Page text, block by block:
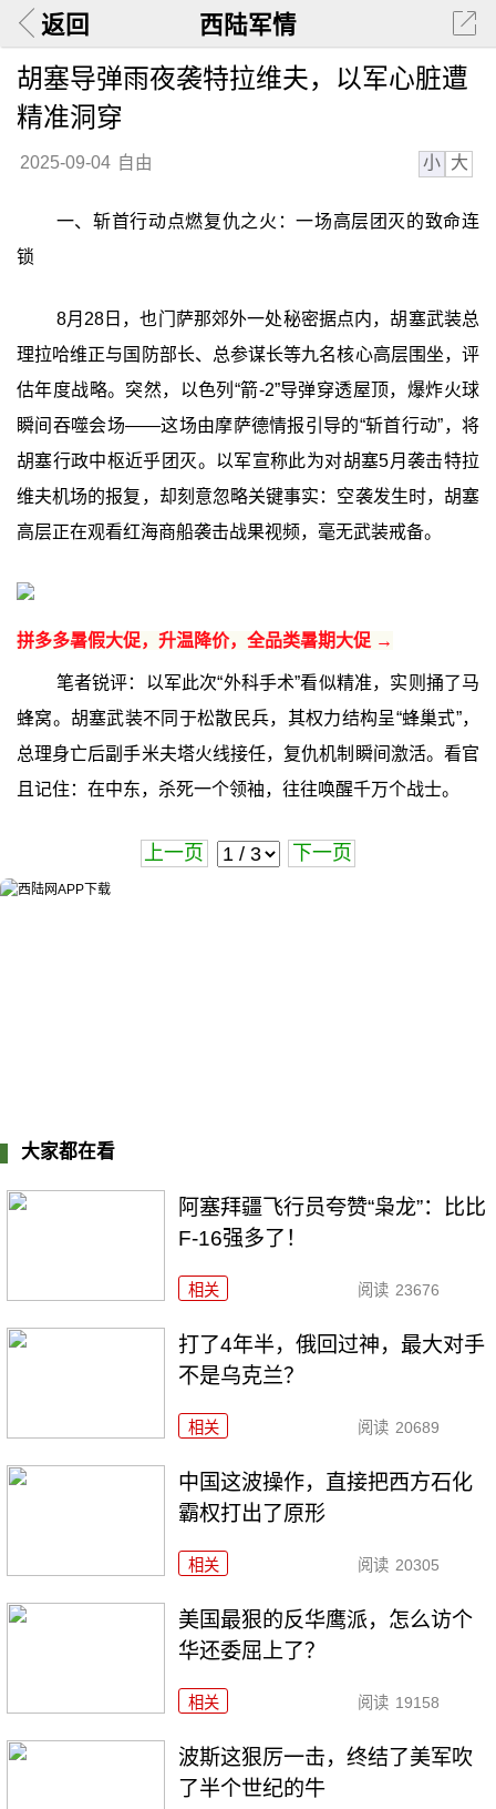
返回 西陆军情
胡塞导弹雨夜袭特拉维夫，以军心脏遭
精准洞穿
2025-09-04 自由 小 大
一、斩首行动点燃复仇之火：一场高层团灭的致命连
锁
8月28日，也门萨那郊外一处秘密据点内，胡塞武装总
理拉哈维正与国防部长、总参谋长等九名核心高层围坐，评
估年度战略。突然，以色列“箭-2”导弹穿透屋顶，爆炸火球
瞬间吞噬会场——这场由摩萨德情报引导的“斩首行动”，将
胡塞行政中枢近乎团灭。以军宣称此为对胡塞5月袭击特拉
维夫机场的报复，却刻意忽略关键事实：空袭发生时，胡塞
高层正在观看红海商船袭击战果视频，毫无武装戒备。
拼多多暑假大促，升温降价，全品类暑期大促 →
笔者锐评：以军此次“外科手术”看似精准，实则捅了马
蜂窝。胡塞武装不同于松散民兵，其权力结构呈“蜂巢式”，
总理身亡后副手米夫塔火线接任，复仇机制瞬间激活。看官
且记住：在中东，杀死一个领袖，往往唤醒千万个战士。
上一页 下一页
大家都在看
阿塞拜疆飞行员夸赞“枭龙”：比比
F-16强多了！
相关 阅读 23676
打了4年半，俄回过神，最大对手
不是乌克兰？
相关 阅读 20689
中国这波操作，直接把西方石化
霸权打出了原形
相关 阅读 20305
美国最狠的反华鹰派，怎么访个
华还委屈上了？
相关 阅读 19158
波斯这狠厉一击，终结了美军吹
了半个世纪的牛